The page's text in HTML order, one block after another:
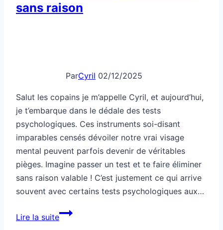
sans raison
ParCyril 02/12/2025
Salut les copains je m’appelle Cyril, et aujourd’hui,
je t’embarque dans le dédale des tests
psychologiques. Ces instruments soi-disant
imparables censés dévoiler notre vrai visage
mental peuvent parfois devenir de véritables
pièges. Imagine passer un test et te faire éliminer
sans raison valable ! C’est justement ce qui arrive
souvent avec certains tests psychologiques aux…
Lire la suiteCe